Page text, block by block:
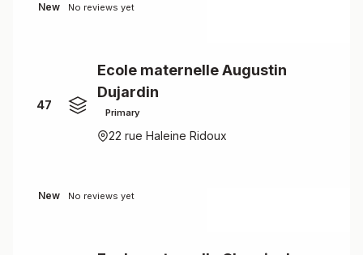
New No reviews yet
47
Ecole maternelle Augustin
Dujardin
Primary
22 rue Haleine Ridoux
New No reviews yet